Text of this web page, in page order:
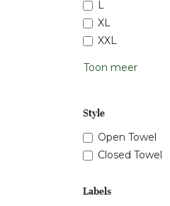
L
XL
XXL
Toon meer
Style
Open Towel
Closed Towel
Labels